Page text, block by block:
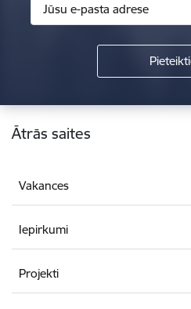
Kājene
Ātrās saites
Vakances
Iepirkumi
Projekti